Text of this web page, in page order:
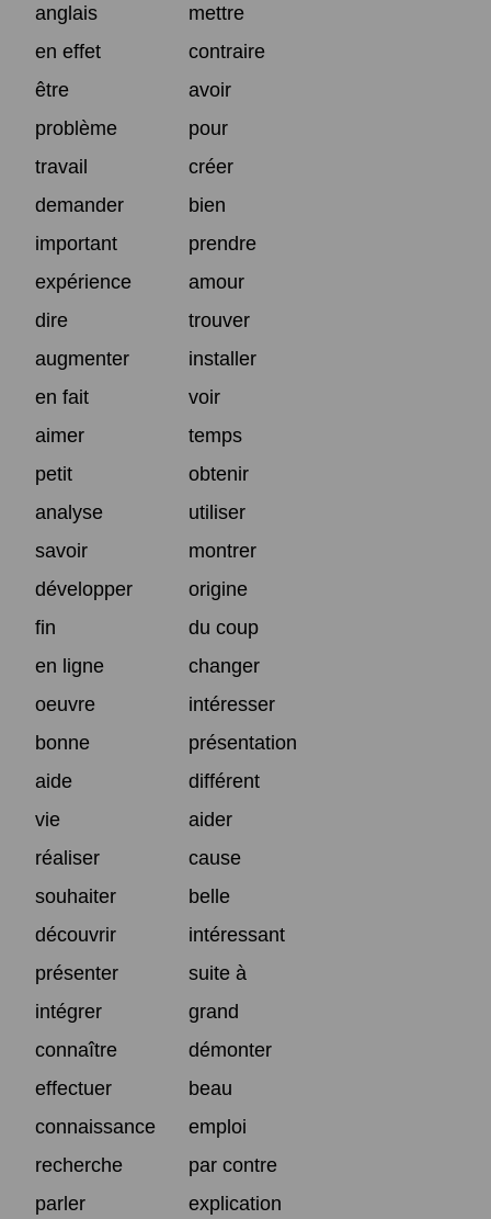
anglais
mettre
en effet
contraire
être
avoir
problème
pour
travail
créer
demander
bien
important
prendre
expérience
amour
dire
trouver
augmenter
installer
en fait
voir
aimer
temps
petit
obtenir
analyse
utiliser
savoir
montrer
développer
origine
fin
du coup
en ligne
changer
oeuvre
intéresser
bonne
présentation
aide
différent
vie
aider
réaliser
cause
souhaiter
belle
découvrir
intéressant
présenter
suite à
intégrer
grand
connaître
démonter
effectuer
beau
connaissance
emploi
recherche
par contre
parler
explication